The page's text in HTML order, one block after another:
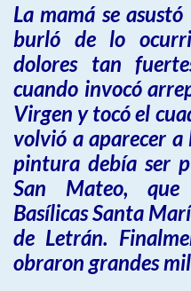
La mamá se
burló de lo
dolores tan
cuando invocó
Virgen y tocó el
volvió a aparecer
pintura debía ser
San Mateo,
Basílicas Santa
de Letrán.
obraron grandes